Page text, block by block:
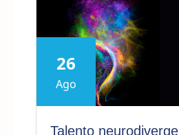
26
Ago
Talento